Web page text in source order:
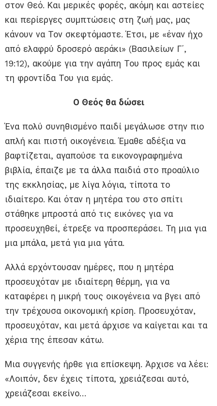
στον Θεό. Και μερικές φορές, ακόμη και αστείες
και περίεργες συμπτώσεις στη ζωή μας, μας
κάνουν να Τον σκεφτόμαστε. Έτσι, με «έναν ήχο
από ελαφρύ δροσερό αεράκι» (Βασιλείων Γ΄,
19:12), ακούμε για την αγάπη Του προς εμάς και
τη φροντίδα Του για εμάς.
Ο Θεός θα δώσει
Ένα πολύ συνηθισμένο παιδί μεγάλωσε στην πιο
απλή και πιστή οικογένεια. Έμαθε αδέξια να
βαφτίζεται, αγαπούσε τα εικονογραφημένα
βιβλία, έπαιζε με τα άλλα παιδιά στο προαύλιο
της εκκλησίας, με λίγα λόγια, τίποτα το
ιδιαίτερο. Και όταν η μητέρα του στο σπίτι
στάθηκε μπροστά από τις εικόνες για να
προσευχηθεί, έτρεξε να προσπεράσει. Τη μια για
μια μπάλα, μετά για μια γάτα.
Αλλά ερχόντουσαν ημέρες, που η μητέρα
προσευχόταν με ιδιαίτερη θέρμη, για να
καταφέρει η μικρή τους οικογένεια να βγει από
την τρέχουσα οικονομική κρίση. Προσευχόταν,
προσευχόταν, και μετά άρχισε να καίγεται και τα
χέρια της έπεσαν κάτω.
Μια συγγενής ήρθε για επίσκεψη. Άρχισε να λέει:
«Λοιπόν, δεν έχεις τίποτα, χρειάζεσαι αυτό,
χρειάζεσαι εκείνο…